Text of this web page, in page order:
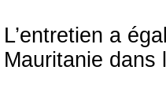
L’entretien a
Mauritanie